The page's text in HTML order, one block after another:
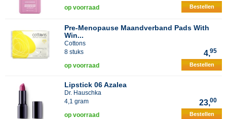
op voorraad Bestellen
Pre-Menopause Maandverband Pads With
Win...
Cottons
8 stuks
4,95
op voorraad Bestellen
Lipstick 06 Azalea
Dr. Hauschka
4,1 gram
23,00
op voorraad Bestellen